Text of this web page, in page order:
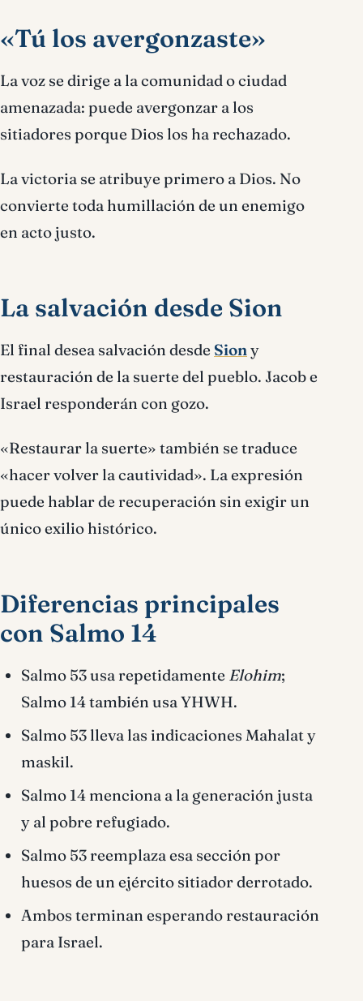
«Tú los avergonzaste»
La voz se dirige a la comunidad o ciudad
amenazada: puede avergonzar a los
sitiadores porque Dios los ha rechazado.
La victoria se atribuye primero a Dios. No
convierte toda humillación de un enemigo
en acto justo.
La salvación desde Sion
El final desea salvación desde Siony
restauración de la suerte del pueblo. Jacob e
Israel responderán con gozo.
«Restaurar la suerte» también se traduce
«hacer volver la cautividad». La expresión
puede hablar de recuperación sin exigir un
único exilio histórico.
Diferencias principales
con Salmo 14
Salmo 53 usa repetidamente Elohim;
Salmo 14 también usa YHWH.
Salmo 53 lleva las indicaciones Mahalat y
maskil.
Salmo 14 menciona a la generación justa
y al pobre refugiado.
Salmo 53 reemplaza esa sección por
huesos de un ejército sitiador derrotado.
Ambos terminan esperando restauración
para Israel.